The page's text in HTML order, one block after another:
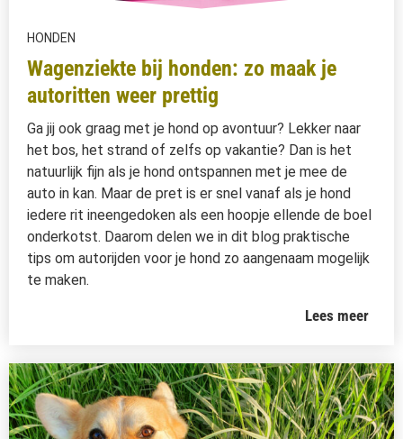
HONDEN
Wagenziekte bij honden: zo maak je
autoritten weer prettig
Ga jij ook graag met je hond op avontuur? Lekker naar
het bos, het strand of zelfs op vakantie? Dan is het
natuurlijk fijn als je hond ontspannen met je mee de
auto in kan. Maar de pret is er snel vanaf als je hond
iedere rit ineengedoken als een hoopje ellende de boel
onderkotst. Daarom delen we in dit blog praktische
tips om autorijden voor je hond zo aangenaam mogelijk
te maken.
Lees meer